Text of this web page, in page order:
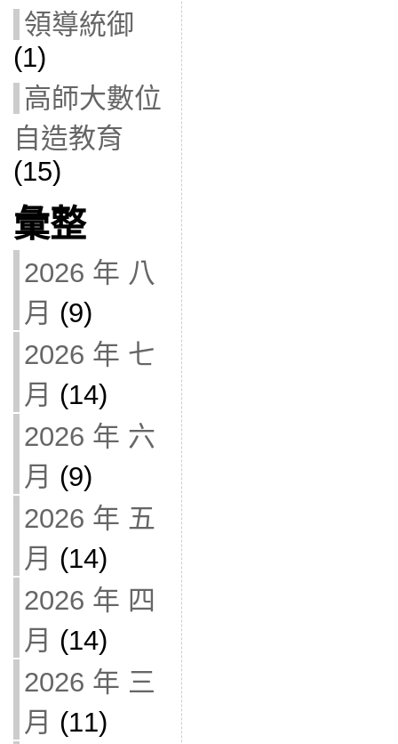
領導統御
(1)
高師大數位
自造教育
(15)
彙整
2026 年 八
月 (9)
2026 年 七
月 (14)
2026 年 六
月 (9)
2026 年 五
月 (14)
2026 年 四
月 (14)
2026 年 三
月 (11)